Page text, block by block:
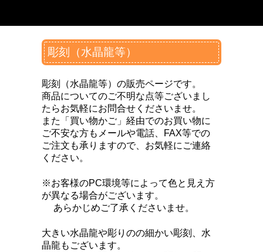
彫刻（水晶龍等）
彫刻（水晶龍等）の販売ページです。
商品についてのご不明な点等ございまし
たらお気軽にお問合せくださいませ。
また「買い物かご」経由でのお買い物に
ご不安な方もメールや電話、FAX等での
ご注文も承りますので、お気軽にご連絡
ください。
※お客様のPC環境等によって色と見え方
が異なる場合がございます。
あらかじめご了承くださいませ。
大きい水晶龍や彫りのの細かい彫刻、水
晶龍もございます。